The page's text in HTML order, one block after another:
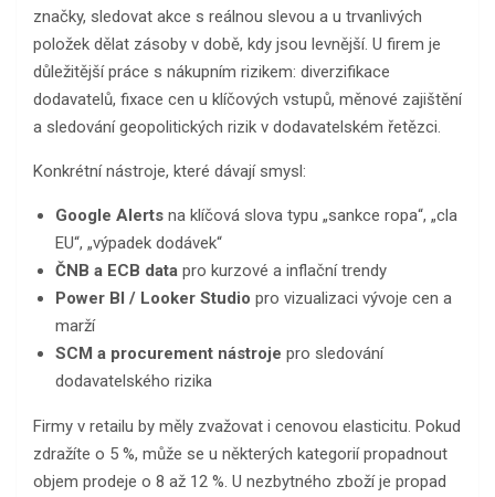
značky, sledovat akce s reálnou slevou a u trvanlivých
položek dělat zásoby v době, kdy jsou levnější. U firem je
důležitější práce s nákupním rizikem: diverzifikace
dodavatelů, fixace cen u klíčových vstupů, měnové zajištění
a sledování geopolitických rizik v dodavatelském řetězci.
Konkrétní nástroje, které dávají smysl:
Google Alerts na klíčová slova typu „sankce ropa“, „cla
EU“, „výpadek dodávek“
ČNB a ECB data pro kurzové a inflační trendy
Power BI / Looker Studio pro vizualizaci vývoje cen a
marží
SCM a procurement nástroje pro sledování
dodavatelského rizika
Firmy v retailu by měly zvažovat i cenovou elasticitu. Pokud
zdražíte o 5 %, může se u některých kategorií propadnout
objem prodeje o 8 až 12 %. U nezbytného zboží je propad